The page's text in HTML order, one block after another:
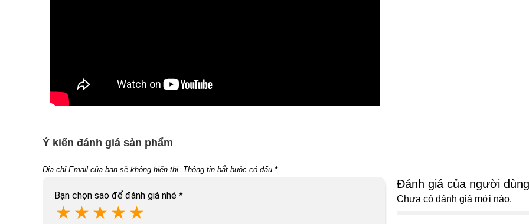
Ý kiến đánh giá sản phẩm
Địa chỉ Email của bạn sẽ không hiển thị. Thông tin bắt buộc có dấu *
Bạn chọn sao để đánh giá nhé *
★ ★ ★ ★ ★
Đánh giá của người dùng
Chưa có đánh giá mới nào.